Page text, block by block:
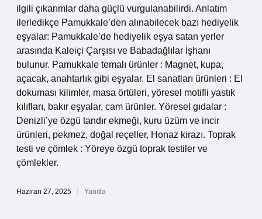
ilgili çıkarımlar daha güçlü vurgulanabilirdi. Anlatım
ilerledikçe Pamukkale’den alınabilecek bazı hediyelik
eşyalar: Pamukkale’de hediyelik eşya satan yerler
arasında Kaleiçi Çarşısı ve Babadağlılar İşhanı
bulunur. Pamukkale temalı ürünler : Magnet, kupa,
açacak, anahtarlık gibi eşyalar. El sanatları ürünleri : El
dokuması kilimler, masa örtüleri, yöresel motifli yastık
kılıfları, bakır eşyalar, cam ürünler. Yöresel gıdalar :
Denizli’ye özgü tandır ekmeği, kuru üzüm ve incir
ürünleri, pekmez, doğal reçeller, Honaz kirazı. Toprak
testi ve çömlek : Yöreye özgü toprak testiler ve
çömlekler.
Haziran 27, 2025 Yanıtla